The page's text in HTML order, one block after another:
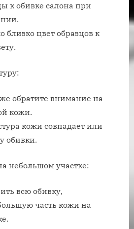
к обивке салона при
близко цвет образцов к
обратите внимание на
кожи.
кожи совпадает или
обивки.
небольшом участке:
всю обивку,
часть кожи на